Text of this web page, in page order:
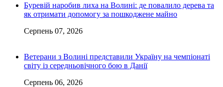
Буревій наробив лиха на Волині: де повалило дерева та
як отримати допомогу за пошкоджене майно
Серпень 07, 2026
Ветерани з Волині представили Україну на чемпіонаті
світу із середньовічного бою в Данії
Серпень 06, 2026